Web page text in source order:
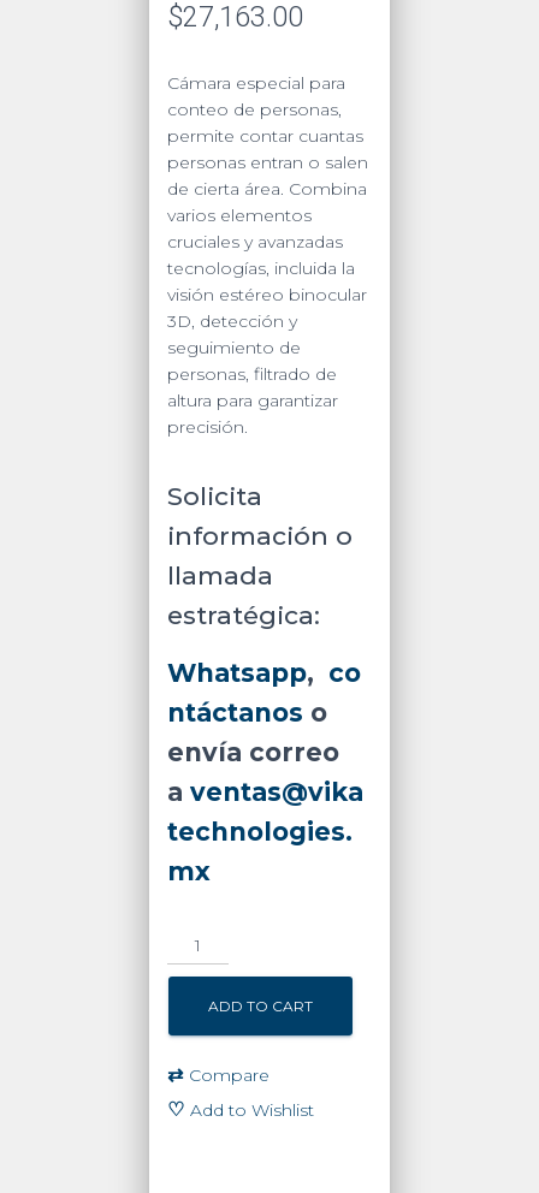
$27,163.00
Cámara especial para
conteo de personas,
permite contar cuantas
personas entran o salen
de cierta área. Combina
varios elementos
cruciales y avanzadas
tecnologías, incluida la
visión estéreo binocular
3D, detección y
seguimiento de
personas, filtrado de
altura para garantizar
precisión.
Solicita
información o
llamada
estratégica:
Whatsapp, co
ntáctanos o
envía correo
a ventas@vika
technologies.
mx
Cámara
IP
Megapixel
/
Lente
ADD TO CART
⇄ Compare
♡ Add to Wishlist